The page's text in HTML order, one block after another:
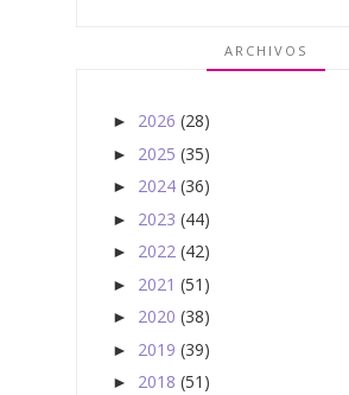
ARCHIVOS
► 2026 (28)
► 2025 (35)
► 2024 (36)
► 2023 (44)
► 2022 (42)
► 2021 (51)
► 2020 (38)
► 2019 (39)
► 2018 (51)